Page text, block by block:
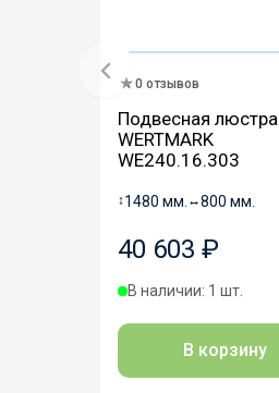
0 отзывов
Подвесная люстра
WERTMARK
WE240.16.303
↕1480 мм. ↔800 мм.
40 603 ₽
В наличии: 1 шт.
В корзину